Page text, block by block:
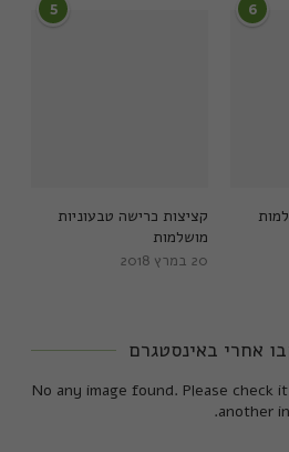
5
קציצות כרישה טבעוניות
מושלמות
20 במרץ 2018
6
אחרי באינסטגרם
No any image found. Please check
another